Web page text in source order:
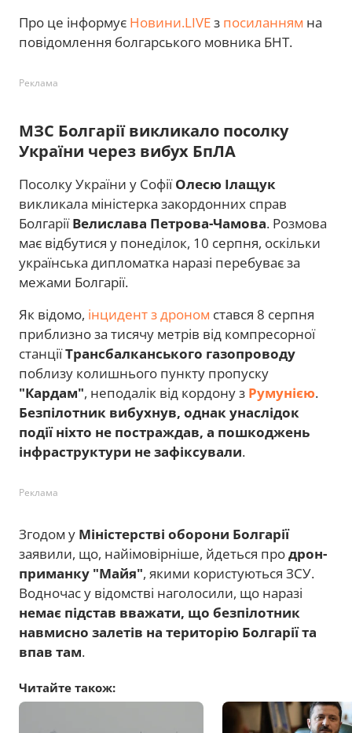
Про це інформує Новини.LIVEз посиланням на
повідомлення болгарського мовника БНТ.
Реклама
МЗС Болгарії викликало посолку
України через вибух БпЛА
Посолку України у СофіїОлесю Ілащук
викликала міністерка закордонних справ
БолгаріїВелислава Петрова-Чамова. Розмова
має відбутися у понеділок, 10 серпня, оскільки
українська дипломатка наразі перебуває за
межами Болгарії.
Як відомо, інцидент з дроном стався 8 серпня
приблизно за тисячу метрів від компресорної
станціїТрансбалканського газопроводу
поблизу колишнього пункту пропуску
"Кардам", неподалік від кордону з Румунією.
Безпілотник вибухнув, однак унаслідок
події ніхто не постраждав, а пошкоджень
інфраструктури не зафіксували.
Реклама
Згодом у Міністерстві оборони Болгарії
заявили, що, найімовірніше, йдеться продрон-
приманку "Майя", якими користуються ЗСУ.
Водночас у відомстві наголосили, що наразі
немає підстав вважати, що безпілотник
навмисно залетів на територію Болгарії та
впав там.
Читайте також: